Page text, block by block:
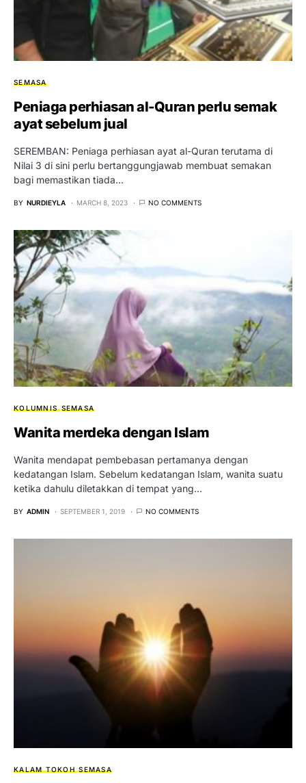
SEMASA
Peniaga perhiasan al-Quran perlu semak
ayat sebelum jual
SEREMBAN: Peniaga perhiasan ayat al-Quran terutama di
Nilai 3 di sini perlu bertanggungjawab membuat semakan
bagi memastikan tiada…
BY NURDIEYLA MARCH 8, 2023 NO COMMENTS
KOLUMNIS SEMASA
Wanita merdeka dengan Islam
Wanita mendapat pembebasan pertamanya dengan
kedatangan Islam. Sebelum kedatangan Islam, wanita suatu
ketika dahulu diletakkan di tempat yang…
BY ADMIN SEPTEMBER 1, 2019 NO COMMENTS
KALAM TOKOH SEMASA